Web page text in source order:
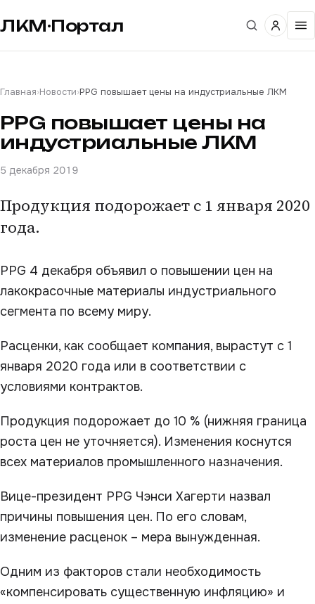
ЛКМ·Портал
Главная›Новости›PPG повышает цены на индустриальные ЛКМ
PPG повышает цены на
индустриальные ЛКМ
5 декабря 2019
Продукция подорожает с 1 января 2020
года.
PPG 4 декабря объявил о повышении цен на
лакокрасочные материалы индустриального
сегмента по всему миру.
Расценки, как сообщает компания, вырастут с 1
января 2020 года или в соответствии с
условиями контрактов.
Продукция подорожает до 10 % (нижняя граница
роста цен не уточняется). Изменения коснутся
всех материалов промышленного назначения.
Вице-президент PPG Чэнси Хагерти назвал
причины повышения цен. По его словам,
изменение расценок – мера вынужденная.
Одним из факторов стали необходимость
«компенсировать существенную инфляцию» и